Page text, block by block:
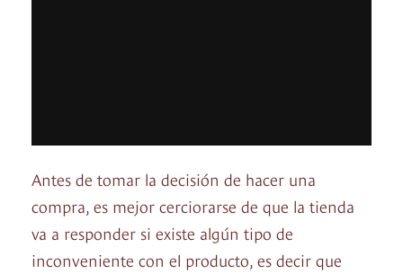
Antes de tomar la decisión de hacer una
compra, es mejor cerciorarse de que la tienda
va a responder si existe algún tipo de
inconveniente con el producto, es decir que